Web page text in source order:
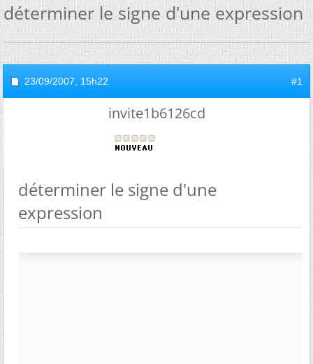
déterminer le signe d'une expression
23/09/2007, 15h22 #1
invite1b6126cd
déterminer le signe d'une
expression